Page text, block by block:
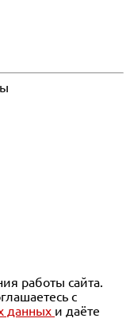
работы сайта.
с
данных и даёте